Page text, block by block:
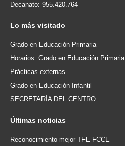
Decanato: 955.420.764
Lo más visitado
Grado en Educación Primaria
Horarios. Grado en Educación Primaria
Prácticas externas
Grado en Educación Infantil
SECRETARÍA DEL CENTRO
Últimas noticias
Reconocimiento mejor TFE FCCE